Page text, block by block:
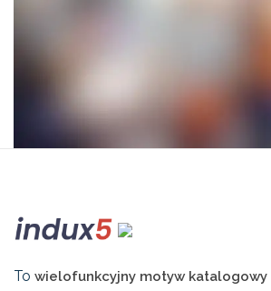
To wielofunkcyjny motyw katalogowy